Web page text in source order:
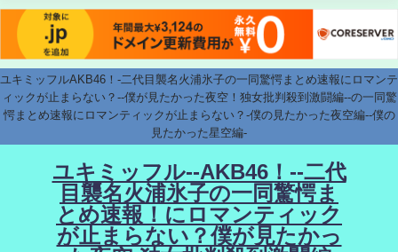
ユキミッフルAKB46！-二代目襲名火浦氷子の一同驚愕まとめ速報にロマンテ
ィックが止まらない？--僕が見たかった夜空！独女批判殺到激闘編--の一同驚
愕まとめ速報にロマンティックが止まらない？-僕の見たかった夜空編--僕の
見たかった星空編-
ユキミッフル--AKB46！--二代
目襲名火浦氷子の一同驚愕ま
とめ速報！にロマンティック
が止まらない？僕が見たかっ